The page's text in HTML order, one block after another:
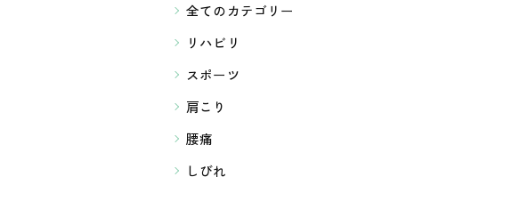
全てのカテゴリー
リハビリ
スポーツ
肩こり
腰痛
しびれ